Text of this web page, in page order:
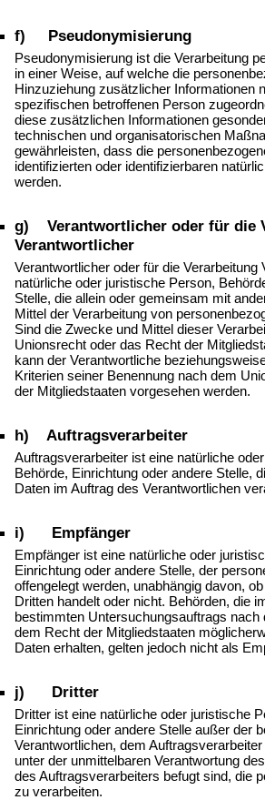
f) Pseudonymisierung
Pseudonymisierung ist die Verarbeitung
in einer Weise, auf welche die
Hinzuziehung zusätzlicher Informationen
spezifischen betroffenen Person
diese zusätzlichen Informationen
technischen und organisatorischen
gewährleisten, dass die
identifizierten oder identifizierbaren
werden.
g) Verantwortlicher oder für die
Verantwortlicher
Verantwortlicher oder für die Verarbeitung
natürliche oder juristische Person,
Stelle, die allein oder gemeinsam mit
Mittel der Verarbeitung von
Sind die Zwecke und Mittel dieser
Unionsrecht oder das Recht der
kann der Verantwortliche
Kriterien seiner Benennung nach dem
der Mitgliedstaaten vorgesehen werden.
h) Auftragsverarbeiter
Auftragsverarbeiter ist eine natürliche
Behörde, Einrichtung oder andere Stelle,
Daten im Auftrag des Verantwortlichen
i) Empfänger
Empfänger ist eine natürliche oder
Einrichtung oder andere Stelle, der
offengelegt werden, unabhängig davon,
Dritten handelt oder nicht. Behörden, die
bestimmten Untersuchungsauftrags nach
dem Recht der Mitgliedstaaten
Daten erhalten, gelten jedoch nicht als
j) Dritter
Dritter ist eine natürliche oder juristische
Einrichtung oder andere Stelle außer der
Verantwortlichen, dem
unter der unmittelbaren Verantwortung
des Auftragsverarbeiters befugt sind, die
zu verarbeiten.